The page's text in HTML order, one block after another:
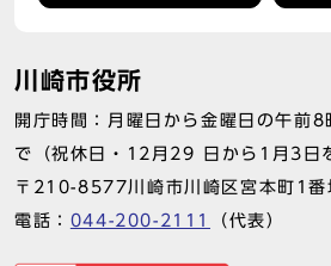
川崎市役所
開庁時間：月曜日から金曜日の午前
で（祝休日・12月29 日から1月3日
〒210-8577川崎市川崎区宮本町1番
電話： 044-200-2111 （代表）